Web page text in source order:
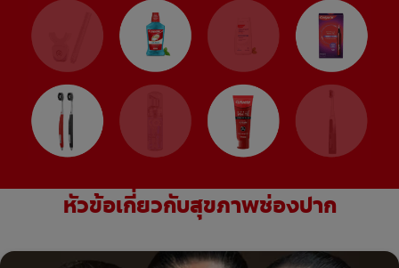
หัวข้อเกี่ยวกับสุขภาพช่องปาก